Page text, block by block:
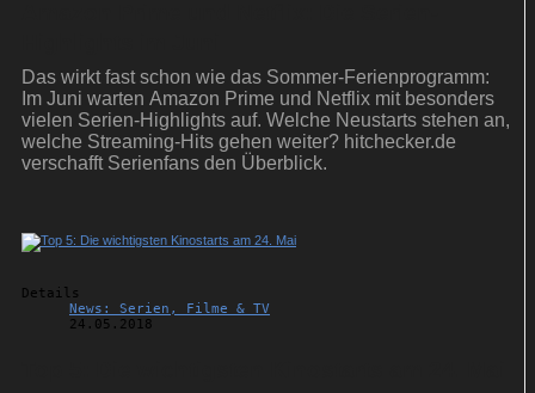
Das wirkt fast schon wie das Sommer-Ferienprogramm:
Im Juni warten Amazon Prime und Netflix mit besonders
vielen Serien-Highlights auf. Welche Neustarts stehen an,
welche Streaming-Hits gehen weiter? hitchecker.de
verschafft Serienfans den Überblick.
Details
News: Serien, Filme & TV
24.05.2018